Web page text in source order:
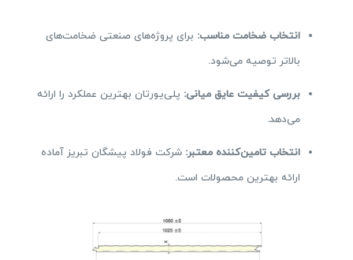
انتخاب ضخامت مناسب: برای پروژه‌های صنعتی ضخامت‌های
بالاتر توصیه می‌شود.
بررسی کیفیت عایق میانی: پلی‌یورتان بهترین عملکرد را ارائه
می‌دهد.
انتخاب تامین‌کننده معتبر: شرکت فولاد پیشگان تبریز آماده
ارائه بهترین محصولات است.